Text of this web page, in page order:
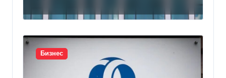
миллиарда
Бизнес